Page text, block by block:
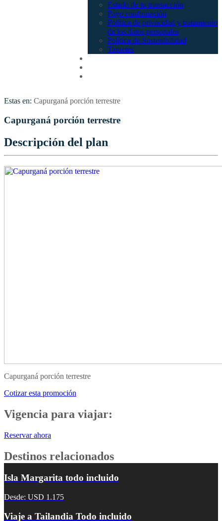
Estado de tu transacción
Pago confirmación
Política de privacidad y tratamiento
de los datos personales
Política de Sostenibilidad
Tiquetes
Estas en: Capurganá porción terrestre
Capurganá porción terrestre
Descripción del plan
Capurganá porción terrestre
Cotizar esta promoción
Vigencia para viajar:
Reservar ahora
Destinos relacionados
Isla Margarita todo incluido
Desde: USD 1.175
Viaje a Tailandia Todo incluido